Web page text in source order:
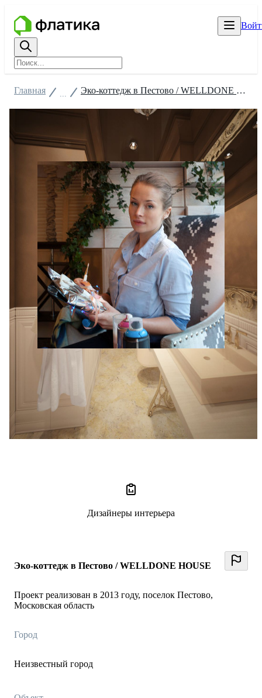
Эко-коттедж в Пестово / WELLDONE HOUSE
Проект реализован в 2013 году, поселок Пестово,
Московская область
Город
Неизвестный город
Главная Эко-коттедж в Пестово / WELLDONE HOUSE
Annis Lender
5
4 отзыва
Дизайнеры интерьера